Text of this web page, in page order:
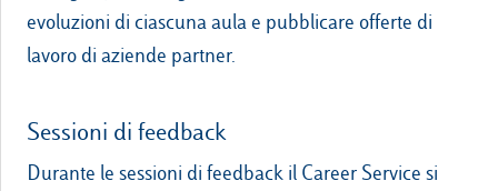
evoluzioni di ciascuna aula e pubblicare offerte di
lavoro di aziende partner.
Sessioni di feedback
Durante le sessioni di feedback il Career Service si